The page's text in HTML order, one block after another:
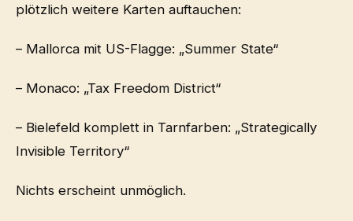
plötzlich weitere Karten auftauchen:
– Mallorca mit US-Flagge: „Summer State“
– Monaco: „Tax Freedom District“
– Bielefeld komplett in Tarnfarben: „Strategically
Invisible Territory“
Nichts erscheint unmöglich.